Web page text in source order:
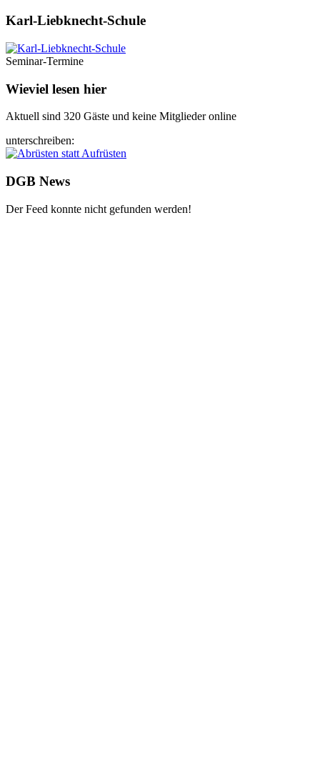
Karl-Liebknecht-­Schule
Seminar-Termine
Wieviel lesen hier
Aktuell sind 320 Gäste und keine Mitglieder online
unterschreiben:
DGB News
Der Feed konnte nicht gefunden werden!